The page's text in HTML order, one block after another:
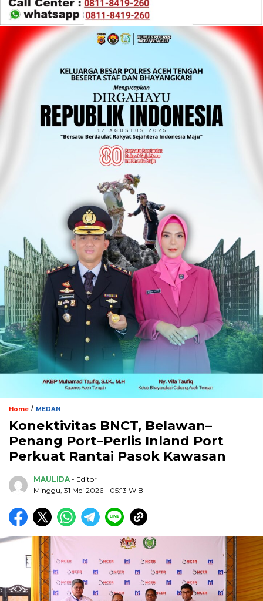
Home / MEDAN
Konektivitas BNCT, Belawan–
Penang Port–Perlis Inland Port
Perkuat Rantai Pasok Kawasan
MAULIDA - Editor
Minggu, 31 Mei 2026 - 05:13 WIB